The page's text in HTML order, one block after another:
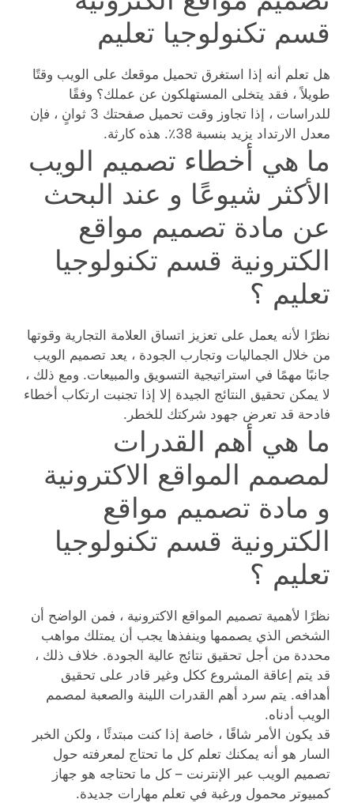
قسم تكنولوجيا تعليم
هل تعلم أنه إذا استغرق تحميل موقعك على الويب وقتًا
طويلاً ، فقد يتخلى المستهلكون عن عملك؟ وفقًا
للدراسات ، إذا تجاوز وقت تحميل صفحتك 3 ثوانٍ ، فإن
معدل الارتداد يزيد بنسبة 38٪. هذه كارثة.
ما هي أخطاء تصميم الويب
الأكثر شيوعًا و عند البحث
عن مادة تصميم مواقع
الكترونية قسم تكنولوجيا
تعليم ؟
نظرًا لأنه يعمل على تعزيز اتساق العلامة التجارية وقوتها
من خلال الجماليات وتجارب الجودة ، يعد تصميم الويب
جانبًا مهمًا في استراتيجية التسويق والمبيعات. ومع ذلك ،
لا يمكن تحقيق النتائج الجيدة إلا إذا تجنبت ارتكاب أخطاء
فادحة قد تعرض جهود شركتك للخطر.
ما هي أهم القدرات
لمصمم المواقع الاكترونية
و مادة تصميم مواقع
الكترونية قسم تكنولوجيا
تعليم ؟
نظرًا لأهمية تصميم المواقع الاكترونية ، فمن الواضح أن
الشخص الذي يصممها وينفذها يجب أن يمتلك مواهب
محددة من أجل تحقيق نتائج عالية الجودة. خلاف ذلك ،
قد يتم إعاقة المشروع ككل وغير قادر على تحقيق
أهدافه. يتم سرد أهم القدرات اللينة والصعبة لمصمم
الويب أدناه.
قد يكون الأمر شاقًا ، خاصة إذا كنت مبتدئًا ، ولكن الخبر
السار هو أنه يمكنك تعلم كل ما تحتاج لمعرفته حول
تصميم الويب عبر الإنترنت – كل ما تحتاجه هو جهاز
كمبيوتر محمول ورغبة في تعلم مهارات جديدة.